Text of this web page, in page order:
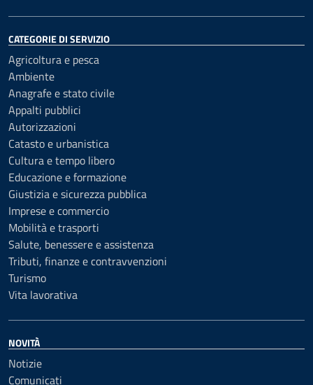
CATEGORIE DI SERVIZIO
Agricoltura e pesca
Ambiente
Anagrafe e stato civile
Appalti pubblici
Autorizzazioni
Catasto e urbanistica
Cultura e tempo libero
Educazione e formazione
Giustizia e sicurezza pubblica
Imprese e commercio
Mobilità e trasporti
Salute, benessere e assistenza
Tributi, finanze e contravvenzioni
Turismo
Vita lavorativa
NOVITÀ
Notizie
Comunicati